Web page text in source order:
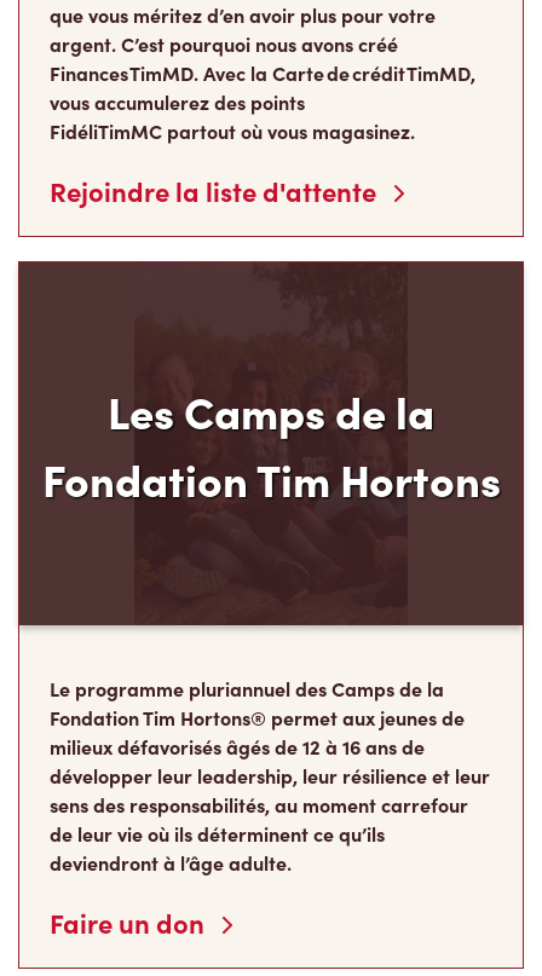
que vous méritez d’en avoir plus pour votre
argent. C’est pourquoi nous avons créé
Finances TimMD. Avec la Carte de crédit TimMD,
vous accumulerez des points
FidéliTimMC partout où vous magasinez.
Rejoindre la liste d'attente
Les Camps de la
Fondation Tim Hortons
Le programme pluriannuel des Camps de la
Fondation Tim Hortons® permet aux jeunes de
milieux défavorisés âgés de 12 à 16 ans de
développer leur leadership, leur résilience et leur
sens des responsabilités, au moment carrefour
de leur vie où ils déterminent ce qu’ils
deviendront à l’âge adulte.
Faire un don